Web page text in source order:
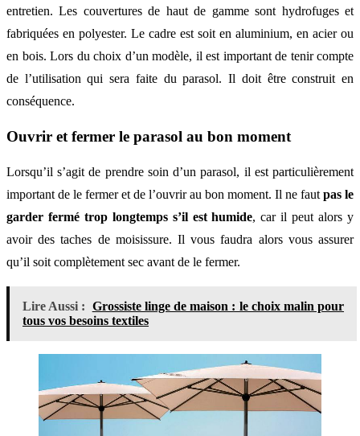
entretien. Les couvertures de haut de gamme sont hydrofuges et
fabriquées en polyester. Le cadre est soit en aluminium, en acier ou
en bois. Lors du choix d’un modèle, il est important de tenir compte
de l’utilisation qui sera faite du parasol. Il doit être construit en
conséquence.
Ouvrir et fermer le parasol au bon moment
Lorsqu’il s’agit de prendre soin d’un parasol, il est particulièrement
important de le fermer et de l’ouvrir au bon moment. Il ne faut pas le
garder fermé trop longtemps s’il est humide, car il peut alors y
avoir des taches de moisissure. Il vous faudra alors vous assurer
qu’il soit complètement sec avant de le fermer.
Lire Aussi : Grossiste linge de maison : le choix malin pour
tous vos besoins textiles